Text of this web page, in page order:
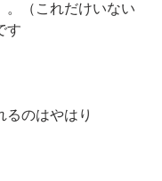
。（これだけいない
す
るのはやはり